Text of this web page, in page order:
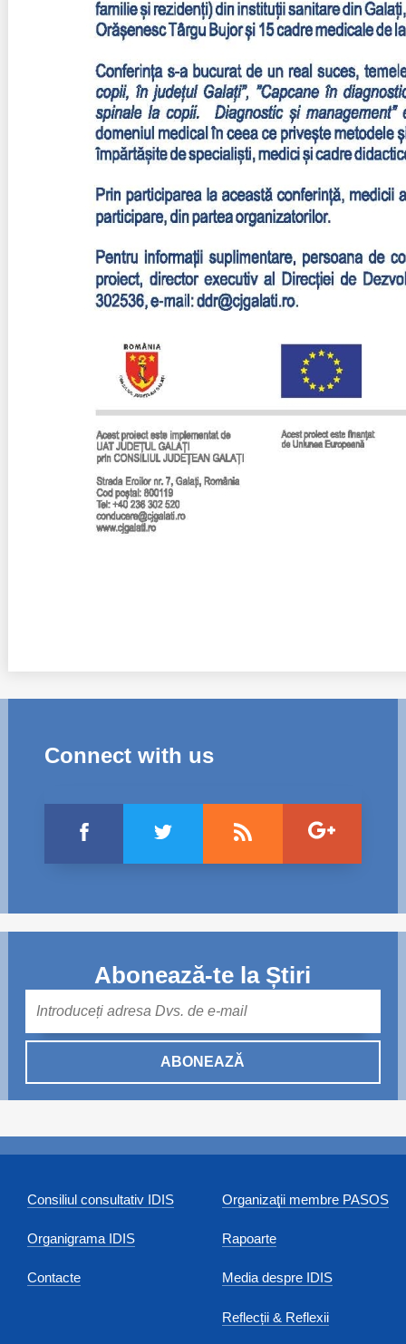
Connect with us
Abonează-te la Știri
ABONEAZĂ
Consiliul consultativ IDIS
Organigrama IDIS
Contacte
Organizaţii membre PASOS
Rapoarte
Media despre IDIS
Reflecții & Reflexii